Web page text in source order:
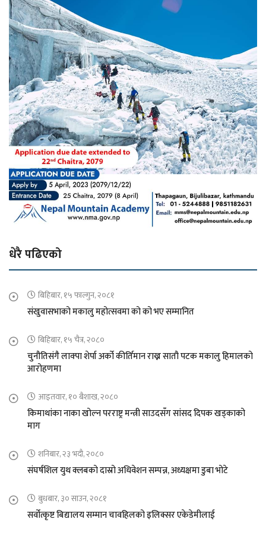
धेरै पढिएको
बिहिबार, १५ फाल्गुन, २०८१
संखुवासभाको मकालु महोत्सवमा को को भए सम्मानित
बिहिबार, १५ चैत्र, २०८०
चुनौतिसंगै लाक्पा शेर्पा अर्को कीर्तिमान राख्न सातौ पटक मकालु हिमालको
आरोहणमा
आइतवार, १० बैशाख, २०८०
किमाथांका नाका खोल्न परराष्ट्र मन्त्री साउदसँग सांसद दिपक खड्काको
माग
शनिबार, २३ भदौ, २०८०
संघर्षशिल युथ क्लबको दास्रो अधिवेशन सम्पन्न, अध्यक्षमा डुबा भोटे
बुधबार, ३० साउन, २०८१
सर्वोत्कृष्ट बिद्यालय सम्मान चावहिलको इलिक्सर एकेडेमीलाई